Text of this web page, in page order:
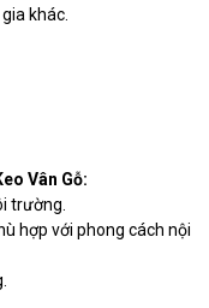
khác.
Vân Gỗ​:
trường.
hợp với phong cách nội